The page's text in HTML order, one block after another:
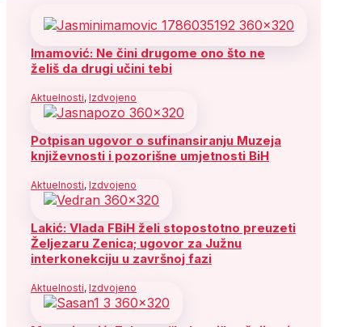
Imamović: Ne čini drugome ono što ne
želiš da drugi učini tebi
Aktuelnosti, Izdvojeno
Potpisan ugovor o sufinansiranju Muzeja
književnosti i pozorišne umjetnosti BiH
Aktuelnosti, Izdvojeno
Lakić: Vlada FBiH želi stopostotno preuzeti
Željezaru Zenica; ugovor za Južnu
interkonekciju u završnoj fazi
Aktuelnosti, Izdvojeno